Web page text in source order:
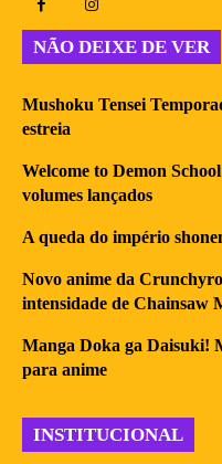
NÃO DEIXE DE VER
Mushoku Tensei
estreia
Welcome to Demon
volumes lançados
A queda do império
Novo anime da
intensidade de Chainsaw
Manga Doka ga Daisuki!
para anime
INSTITUCIONAL